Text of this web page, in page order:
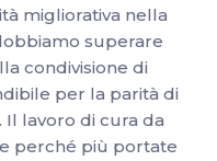
migliorativa nella
superare
condivisione di
per la parità di
lavoro di cura da
perché più portate